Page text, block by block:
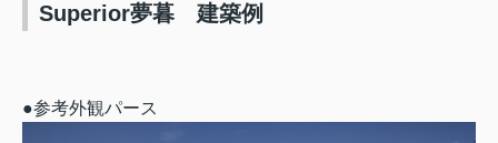
Superior夢暮 建築例
●参考外観パース